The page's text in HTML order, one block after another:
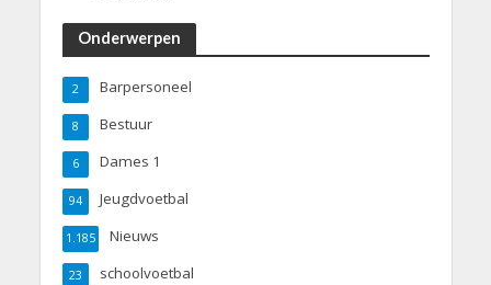
Onderwerpen
Barpersoneel
2
Bestuur
8
Dames 1
6
Jeugdvoetbal
94
Nieuws
1.185
schoolvoetbal
23